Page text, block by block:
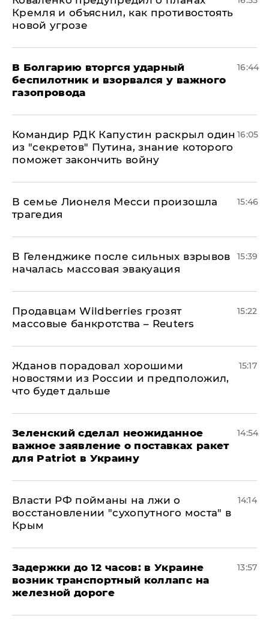
Кремля и объяснил, как противостоять
новой угрозе
В Болгарию вторгся ударный
беспилотник и взорвался у важного
газопровода
16:44
Командир РДК Капустин раскрыл один
из "секретов" Путина, знание которого
поможет закончить войну
16:05
В семье Лионеля Месси произошла
трагедия
15:46
В Геленджике после сильных взрывов
началась массовая эвакуация
15:39
Продавцам Wildberries грозят
массовые банкротства – Reuters
15:22
Жданов порадовал хорошими
новостями из России и предположил,
что будет дальше
15:17
Зеленский сделал неожиданное
важное заявление о поставках ракет
для Patriot в Украину
14:54
Власти РФ пойманы на лжи о
восстановлении "сухопутного моста" в
Крым
14:14
Задержки до 12 часов: в Украине
возник транспортный коллапс на
железной дороге
13:57